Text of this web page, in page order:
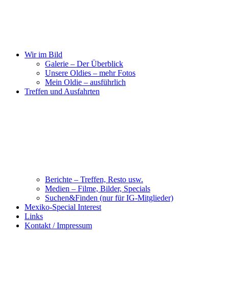
Wir im Bild
Galerie – Der Überblick
Unsere Oldies – mehr Fotos
Mein Oldie – ausführlich
Treffen und Ausfahrten
Berichte – Treffen, Resto usw.
Medien – Filme, Bilder, Specials
Suchen&Finden (nur für IG-Mitglieder)
Mexiko-Special Interest
Links
Kontakt / Impressum